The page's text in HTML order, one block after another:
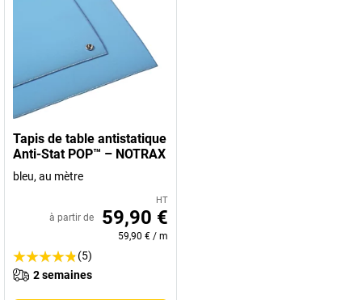
Tapis de table antistatique
Anti-Stat POP™ – NOTRAX
bleu, au mètre
HT
à partir de 59,90 €
59,90 € / m
(5)
2 semaines